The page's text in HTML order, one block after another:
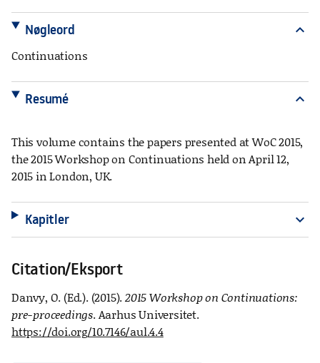
Nøgleord expand_more
Continuations
Resumé expand_more
This volume contains the papers presented at WoC 2015,
the 2015 Workshop on Continuations held on April 12,
2015 in London, UK.
Kapitler expand_more
Citation/Eksport
Danvy, O. (Ed.). (2015).2015 Workshop on Continuations:
pre-proceedings. Aarhus Universitet.
https://doi.org/10.7146/aul.4.4